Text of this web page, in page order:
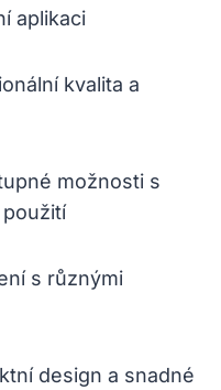
aplikaci
kvalita a
možnosti s
s různými⁣
design a snadné